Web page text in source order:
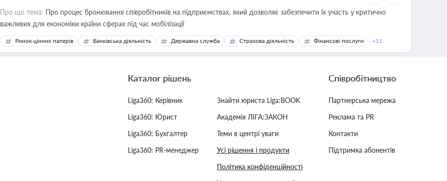
Про що тема: Про процес бронювання співробітників на підприємствах, який дозволяє забезпечити їх участь у критично
важливих для економіки країни сферах під час мобілізації
Ринок цінних паперів Банківська діяльність Державна служба Страхова діяльність Фінансові послуги +11
Каталог рішень
Liga360: Керівник
Liga360: Юрист
Liga360: Бухгалтер
Liga360: PR-менеджер
Знайти юриста Liga:BOOK
Академія ЛІГА:ЗАКОН
Теми в центрі уваги
Усі рішення і продукти
Політика конфіденційності
Співробітництво
Партнерська мережа
Реклама та PR
Контакти
Підтримка абонентів